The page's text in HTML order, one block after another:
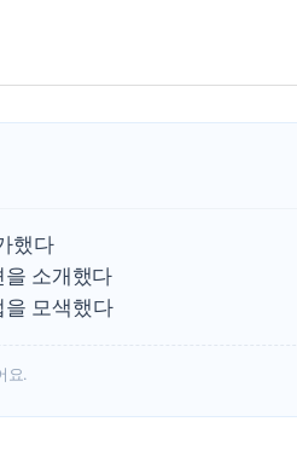
했다
소개했다
모색했다
요.